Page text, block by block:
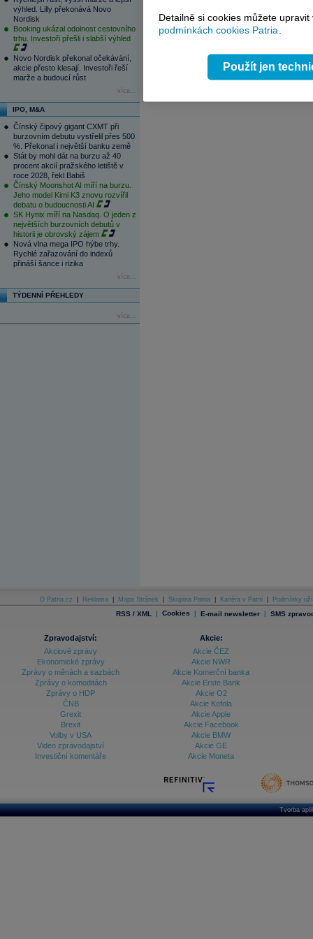
výhled. Lilly překonává Novo
Nordisk
Booking ukázal odolnost cestovního
trhu. Investoři přešli i slabší výhled
Novo Nordisk překonal očekávání,
akcie přesto klesají. Investoři řeší
marže a budoucí růst
více...
IPO, M&A
Čínský čipový gigant CXMT při
burzovním debutu vystřelil přes 500
%. Překonal i největší banku země
Stát by mohl dát na burzu až 40
procent akcií pražského letiště v
roce 2028, řekl Babiš
Čínský Moonshot AI míří na burzu.
Jeho model Kimi K3 znovu rozvířil
debatu o budoucnosti AI
SK Hynix míří na Nasdaq. O jeden z
největších burzovních debutů v
historii je obrovský zájem
Nová vlna mega IPO hýbe trhy.
Rychlé zařazování do indexů
přináší šance i rizika
více...
TÝDENNÍ PŘEHLEDY
více...
O Patria.cz Reklama Mapa Stránek Skupina Patria Kariéra v Patrii Podmínky
RSS / XML | Cookies | E-mail newsletter | SMS
Zpravodajství:
Akciové zprávy
Ekonomické zprávy
Zprávy o měnách a sazbách
Zprávy o komoditách
Zprávy o HDP
ČNB
Grexit
Brexit
Volby v USA
Video zpravodajství
Investiční komentáře
Akcie:
Akcie ČEZ
Akcie NWR
Akcie Komerční banka
Akcie Erste Bank
Akcie O2
Akcie Kofola
Akcie Apple
Akcie Facebook
Akcie BMW
Akcie GE
Akcie Moneta
Tvorba
Detailně si cookies můžete
podmínkách cookies Patria.
Použít jen